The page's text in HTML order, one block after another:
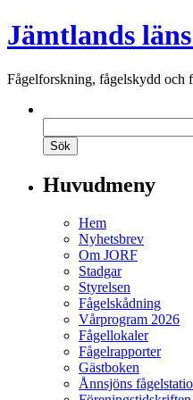
Jämtlands
Fågelforskning, fågelskydd och
Huvudmeny
Hem
Nyhetsbrev
Om JORF
Stadgar
Styrelsen
Fågelskådning
Vårprogram 2026
Fågellokaler
Fågelrapporter
Gästboken
Ånnsjöns